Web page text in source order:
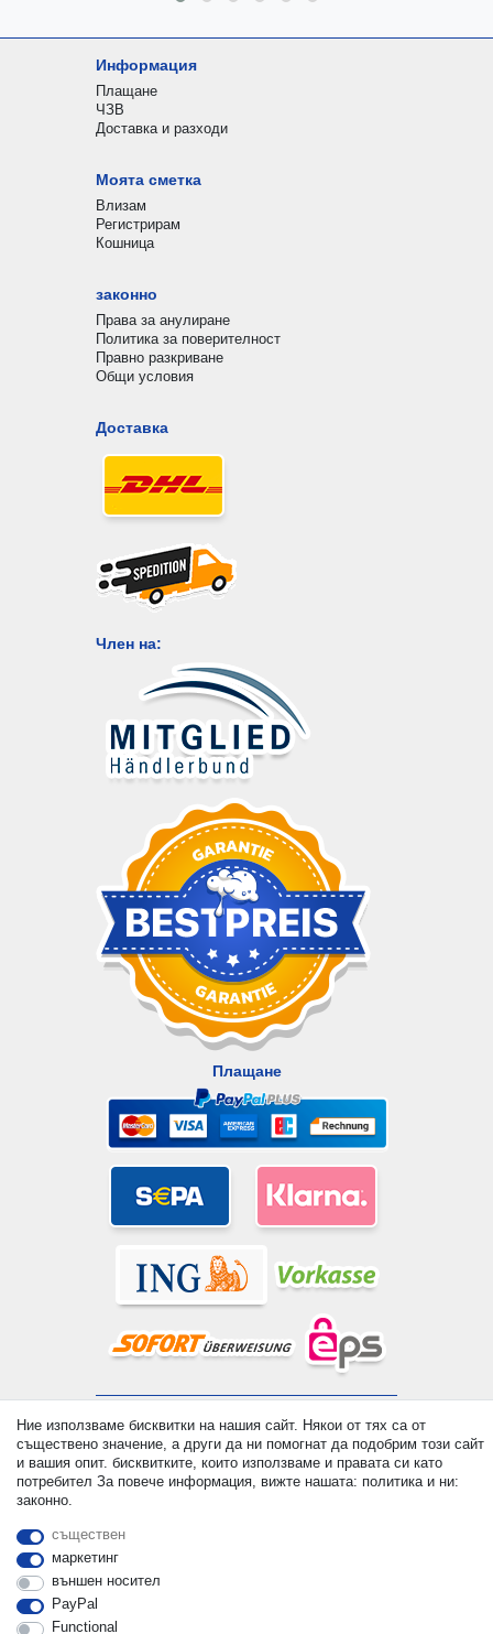
Информация
Плащане
ЧЗВ
Доставка и разходи
Моята сметка
Влизам
Регистрирам
Кошница
законно
Права за анулиране
Политика за поверителност
Правно разкриване
Общи условия
Доставка
Член на:
Плащане
Prices incl. VAT. 19% VAT Basic prices see article detail | *
Applies to deliveries to the UK!
Ние използваме бисквитки на нашия сайт. Някои от тях са от
съществено значение, а други да ни помогнат да подобрим този сайт
и вашия опит. бисквитките, които използваме и правата си като
потребител За повече информация, вижте нашата: политика и ни:
законно.
съществен
маркетинг
външен носител
PayPal
Functional